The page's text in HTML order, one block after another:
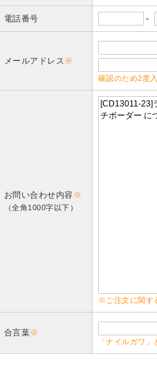
電話番号 -
メールアドレス※
確認のため2度
お問い合わせ内容※
（全角1000字以下）
※ご注文に関す
合言葉※
「ナイルガワ